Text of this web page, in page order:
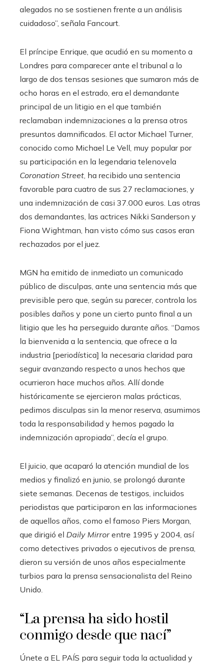
alegados no se sostienen frente a un análisis
cuidadoso”, señala Fancourt.
El príncipe Enrique, que acudió en su momento a
Londres para comparecer ante el tribunal a lo
largo de dos tensas sesiones que sumaron más de
ocho horas en el estrado, era el demandante
principal de un litigio en el que también
reclamaban indemnizaciones a la prensa otros
presuntos damnificados. El actor Michael Turner,
conocido como Michael Le Vell, muy popular por
su participación en la legendaria telenovela
Coronation Street, ha recibido una sentencia
favorable para cuatro de sus 27 reclamaciones, y
una indemnización de casi 37.000 euros. Las otras
dos demandantes, las actrices Nikki Sanderson y
Fiona Wightman, han visto cómo sus casos eran
rechazados por el juez.
MGN ha emitido de inmediato un comunicado
público de disculpas, ante una sentencia más que
previsible pero que, según su parecer, controla los
posibles daños y pone un cierto punto final a un
litigio que les ha perseguido durante años. “Damos
la bienvenida a la sentencia, que ofrece a la
industria [periodística] la necesaria claridad para
seguir avanzando respecto a unos hechos que
ocurrieron hace muchos años. Allí donde
históricamente se ejercieron malas prácticas,
pedimos disculpas sin la menor reserva, asumimos
toda la responsabilidad y hemos pagado la
indemnización apropiada”, decía el grupo.
El juicio, que acaparó la atención mundial de los
medios y finalizó en junio, se prolongó durante
siete semanas. Decenas de testigos, incluidos
periodistas que participaron en las informaciones
de aquellos años, como el famoso Piers Morgan,
que dirigió el Daily Mirrorentre 1995 y 2004, así
como detectives privados o ejecutivos de prensa,
dieron su versión de unos años especialmente
turbios para la prensa sensacionalista del Reino
Unido.
“La prensa ha sido hostil
conmigo desde que nací”
Únete a EL PAÍS para seguir toda la actualidad y